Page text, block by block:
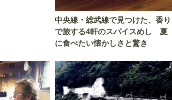
中央線・総武線で見つけた、香り
で旅する4軒のスパイスめし 夏
に食べたい懐かしさと驚き